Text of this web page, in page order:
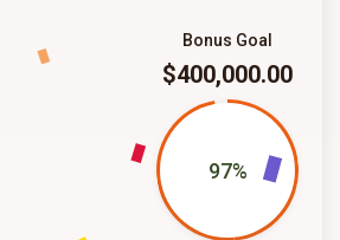
Bonus Goal
$400,000.00
97%